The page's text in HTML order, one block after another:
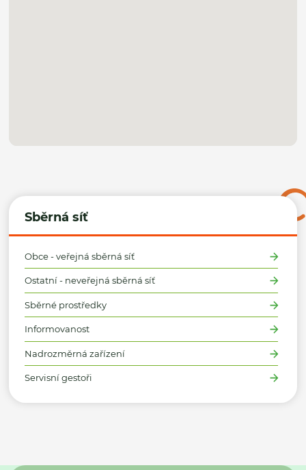
Sběrná síť
Obce - veřejná sběrná síť
Ostatní - neveřejná sběrná síť
Sběrné prostředky
Informovanost
Nadrozměrná zařízení
Servisní gestoři